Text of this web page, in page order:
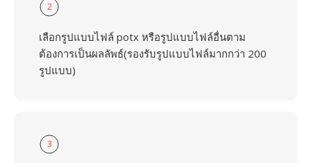
2
เลือกรูปแบบไฟล์ potx หรือรูปแบบไฟล์อื่นตาม
ต้องการเป็นผลลัพธ์(รองรับรูปแบบไฟล์มากกว่า 200
รูปแบบ)
3